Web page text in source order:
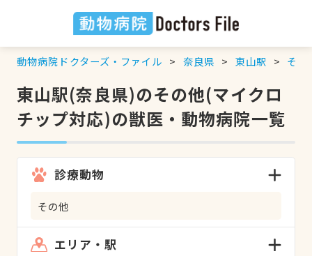
動物病院ドクターズ・ファイル 奈良県 東山駅 その
東山駅(奈良県)のその他(マイクロ
チップ対応)の獣医・動物病院一覧
診療動物
その他
エリア・駅